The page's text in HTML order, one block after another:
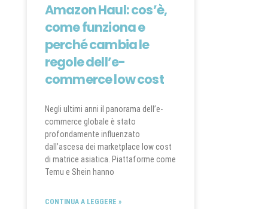
Amazon Haul: cos’è,
come funziona e
perché cambia le
regole dell’e-
commerce low cost
Negli ultimi anni il panorama dell’e-
commerce globale è stato
profondamente influenzato
dall’ascesa dei marketplace low cost
di matrice asiatica. Piattaforme come
Temu e Shein hanno
CONTINUA A LEGGERE »